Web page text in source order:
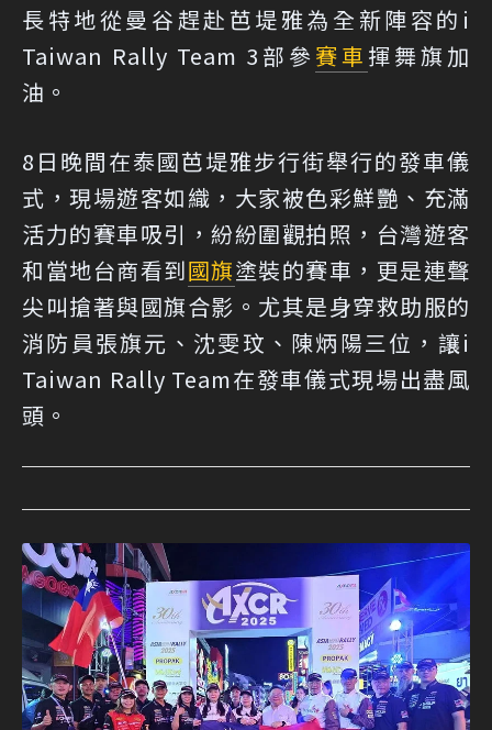
長特地從曼谷趕赴芭堤雅為全新陣容的i
Taiwan Rally Team 3部參賽車 揮舞旗加
油。
8日晚間在泰國芭堤雅步行街舉行的發車儀
式，現場遊客如織，大家被色彩鮮艷、充滿
活力的賽車吸引，紛紛圍觀拍照，台灣遊客
和當地台商看到國旗塗裝的賽車，更是連聲
尖叫搶著與國旗合影。尤其是身穿救助服的
消防員張旗元、沈雯玟、陳炳陽三位，讓i
Taiwan Rally Team在發車儀式現場出盡風
頭。